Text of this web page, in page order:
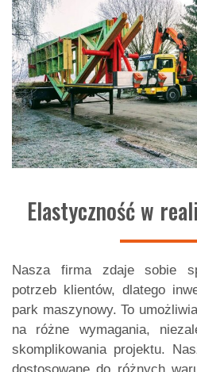
Elastyczność w
Nasza firma zdaje sobie
potrzeb klientów, dlatego
park maszynowy. To
na różne wymagania,
skomplikowania projektu.